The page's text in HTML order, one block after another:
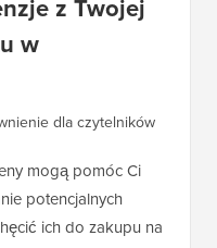
z Twojej
w
dla czytelników
mogą pomóc Ci
potencjalnych
ich do zakupu na